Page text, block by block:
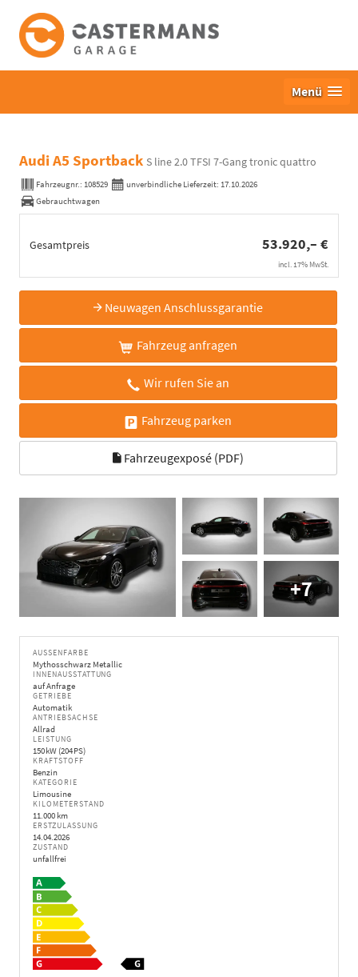
Menü
Audi A5 Sportback S line 2.0 TFSI 7-Gang tronic quattro
Fahrzeugnr.: 108529 unverbindliche Lieferzeit: 17.10.2026
Gebrauchtwagen
Gesamtpreis 53.920,– €
incl. 17% MwSt.
Neuwagen Anschlussgarantie
Fahrzeug anfragen
Wir rufen Sie an
Fahrzeug parken
Fahrzeugexposé (PDF)
+7
AUSSENFARBE
Mythosschwarz Metallic
INNENAUSSTATTUNG
auf Anfrage
GETRIEBE
Automatik
ANTRIEBSACHSE
Allrad
LEISTUNG
150 kW (204 PS)
KRAFTSTOFF
Benzin
KATEGORIE
Limousine
KILOMETERSTAND
11.000 km
ERSTZULASSUNG
14.04.2026
ZUSTAND
unfallfrei